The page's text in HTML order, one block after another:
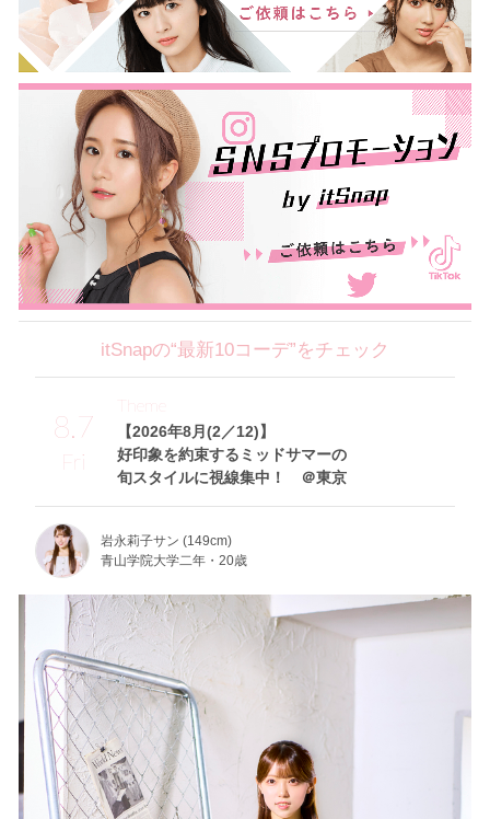
itSnapの“最新10コーデ”をチェック
8.7
Fri
【2026年8月(2／12)】
好印象を約束するミッドサマーの
旬スタイルに視線集中！ ＠東京
Theme
岩永莉子サン (149cm)
青山学院大学二年・20歳